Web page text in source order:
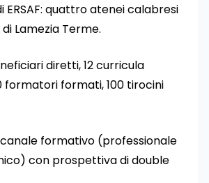
ERSAF: quattro atenei calabresi
di Lamezia Terme.
diretti, 12 curricula
formatori formati, 100 tirocini
formativo (professionale
con prospettiva di double